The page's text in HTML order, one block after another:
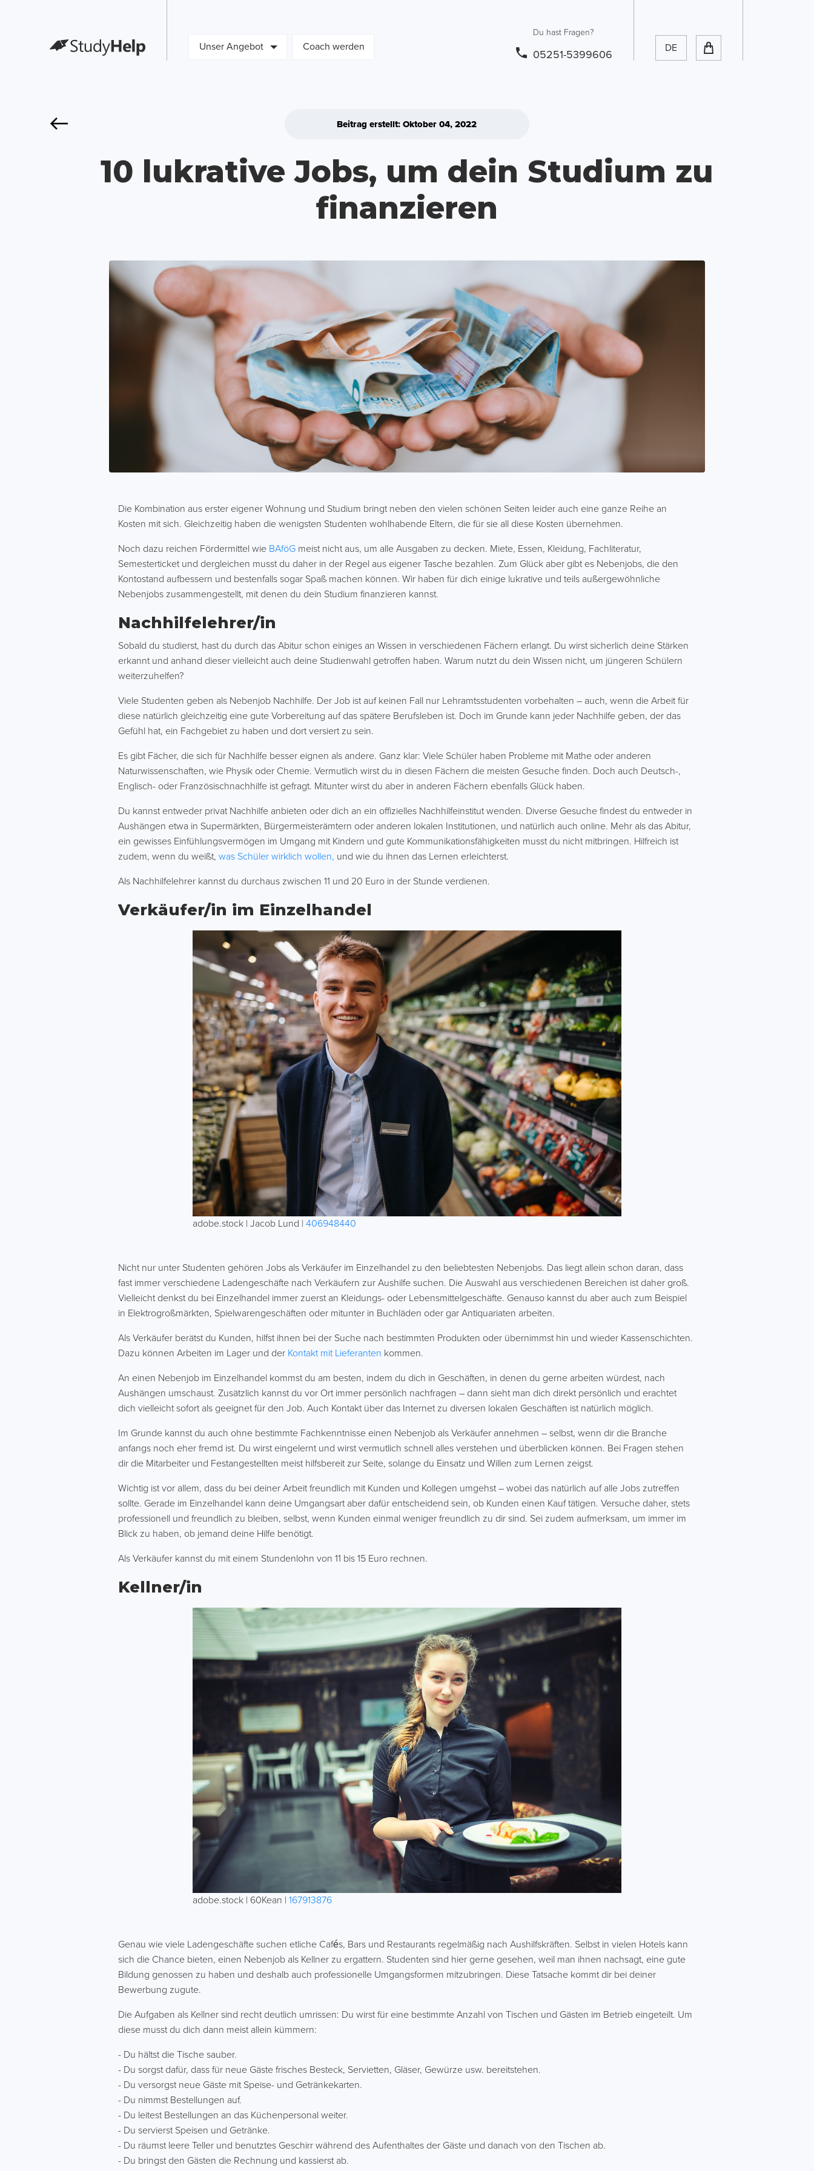
Unser Angebot Coach werden
Du hast Fragen?
05251-5399606
DE
Beitrag erstellt: Oktober 04, 2022
10 lukrative Jobs, um dein Studium zu
finanzieren
Die Kombination aus erster eigener Wohnung und Studium bringt neben den vielen schönen Seiten leider auch eine ganze Reihe an
Kosten mit sich. Gleichzeitig haben die wenigsten Studenten wohlhabende Eltern, die für sie all diese Kosten übernehmen.
Noch dazu reichen Fördermittel wie BAföG meist nicht aus, um alle Ausgaben zu decken. Miete, Essen, Kleidung, Fachliteratur,
Semesterticket und dergleichen musst du daher in der Regel aus eigener Tasche bezahlen. Zum Glück aber gibt es Nebenjobs, die den
Kontostand aufbessern und bestenfalls sogar Spaß machen können. Wir haben für dich einige lukrative und teils außergewöhnliche
Nebenjobs zusammengestellt, mit denen du dein Studium finanzieren kannst.
Nachhilfelehrer/in
Sobald du studierst, hast du durch das Abitur schon einiges an Wissen in verschiedenen Fächern erlangt. Du wirst sicherlich deine Stärken
erkannt und anhand dieser vielleicht auch deine Studienwahl getroffen haben. Warum nutzt du dein Wissen nicht, um jüngeren Schülern
weiterzuhelfen?
Viele Studenten geben als Nebenjob Nachhilfe. Der Job ist auf keinen Fall nur Lehramtsstudenten vorbehalten – auch, wenn die Arbeit für
diese natürlich gleichzeitig eine gute Vorbereitung auf das spätere Berufsleben ist. Doch im Grunde kann jeder Nachhilfe geben, der das
Gefühl hat, ein Fachgebiet zu haben und dort versiert zu sein.
Es gibt Fächer, die sich für Nachhilfe besser eignen als andere. Ganz klar: Viele Schüler haben Probleme mit Mathe oder anderen
Naturwissenschaften, wie Physik oder Chemie. Vermutlich wirst du in diesen Fächern die meisten Gesuche finden. Doch auch Deutsch-,
Englisch- oder Französischnachhilfe ist gefragt. Mitunter wirst du aber in anderen Fächern ebenfalls Glück haben.
Du kannst entweder privat Nachhilfe anbieten oder dich an ein offizielles Nachhilfeinstitut wenden. Diverse Gesuche findest du entweder in
Aushängen etwa in Supermärkten, Bürgermeisterämtern oder anderen lokalen Institutionen, und natürlich auch online. Mehr als das Abitur,
ein gewisses Einfühlungsvermögen im Umgang mit Kindern und gute Kommunikationsfähigkeiten musst du nicht mitbringen. Hilfreich ist
zudem, wenn du weißt,was Schüler wirklich wollen, und wie du ihnen das Lernen erleichterst.
Als Nachhilfelehrer kannst du durchaus zwischen 11 und 20 Euro in der Stunde verdienen.
Verkäufer/in im Einzelhandel
adobe.stock | Jacob Lund |406948440
Nicht nur unter Studenten gehören Jobs als Verkäufer im Einzelhandel zu den beliebtesten Nebenjobs. Das liegt allein schon daran, dass
fast immer verschiedene Ladengeschäfte nach Verkäufern zur Aushilfe suchen. Die Auswahl aus verschiedenen Bereichen ist daher groß.
Vielleicht denkst du bei Einzelhandel immer zuerst an Kleidungs- oder Lebensmittelgeschäfte. Genauso kannst du aber auch zum Beispiel
in Elektrogroßmärkten, Spielwarengeschäften oder mitunter in Buchläden oder gar Antiquariaten arbeiten.
Als Verkäufer berätst du Kunden, hilfst ihnen bei der Suche nach bestimmten Produkten oder übernimmst hin und wieder Kassenschichten.
Dazu können Arbeiten im Lager und der Kontakt mit Lieferanten kommen.
An einen Nebenjob im Einzelhandel kommst du am besten, indem du dich in Geschäften, in denen du gerne arbeiten würdest, nach
Aushängen umschaust. Zusätzlich kannst du vor Ort immer persönlich nachfragen – dann sieht man dich direkt persönlich und erachtet
dich vielleicht sofort als geeignet für den Job. Auch Kontakt über das Internet zu diversen lokalen Geschäften ist natürlich möglich.
Im Grunde kannst du auch ohne bestimmte Fachkenntnisse einen Nebenjob als Verkäufer annehmen – selbst, wenn dir die Branche
anfangs noch eher fremd ist. Du wirst eingelernt und wirst vermutlich schnell alles verstehen und überblicken können. Bei Fragen stehen
dir die Mitarbeiter und Festangestellten meist hilfsbereit zur Seite, solange du Einsatz und Willen zum Lernen zeigst.
Wichtig ist vor allem, dass du bei deiner Arbeit freundlich mit Kunden und Kollegen umgehst – wobei das natürlich auf alle Jobs zutreffen
sollte. Gerade im Einzelhandel kann deine Umgangsart aber dafür entscheidend sein, ob Kunden einen Kauf tätigen. Versuche daher, stets
professionell und freundlich zu bleiben, selbst, wenn Kunden einmal weniger freundlich zu dir sind. Sei zudem aufmerksam, um immer im
Blick zu haben, ob jemand deine Hilfe benötigt.
Als Verkäufer kannst du mit einem Stundenlohn von 11 bis 15 Euro rechnen.
Kellner/in
adobe.stock | 60Kean |167913876
Genau wie viele Ladengeschäfte suchen etliche Cafés, Bars und Restaurants regelmäßig nach Aushilfskräften. Selbst in vielen Hotels kann
sich die Chance bieten, einen Nebenjob als Kellner zu ergattern. Studenten sind hier gerne gesehen, weil man ihnen nachsagt, eine gute
Bildung genossen zu haben und deshalb auch professionelle Umgangsformen mitzubringen. Diese Tatsache kommt dir bei deiner
Bewerbung zugute.
Die Aufgaben als Kellner sind recht deutlich umrissen: Du wirst für eine bestimmte Anzahl von Tischen und Gästen im Betrieb eingeteilt. Um
diese musst du dich dann meist allein kümmern:
- Du hältst die Tische sauber.
- Du sorgst dafür, dass für neue Gäste frisches Besteck, Servietten, Gläser, Gewürze usw. bereitstehen.
- Du versorgst neue Gäste mit Speise- und Getränkekarten.
- Du nimmst Bestellungen auf.
- Du leitest Bestellungen an das Küchenpersonal weiter.
- Du servierst Speisen und Getränke.
- Du räumst leere Teller und benutztes Geschirr während des Aufenthaltes der Gäste und danach von den Tischen ab.
- Du bringst den Gästen die Rechnung und kassierst ab.